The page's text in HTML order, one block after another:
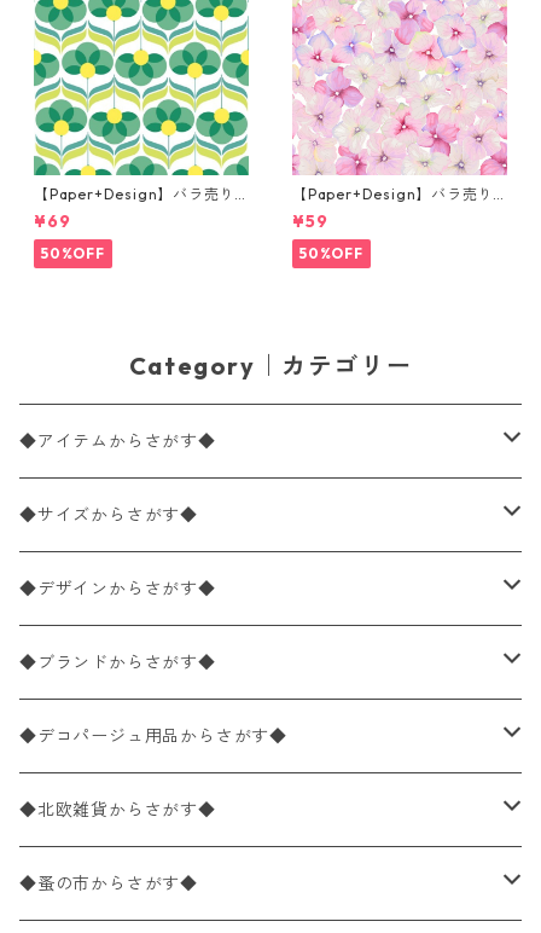
【Paper+Design】バラ売り2
枚 ランチサイズ ペーパーナプ
キン Geo Flowers グリーン
¥69
50%OFF
【Paper+Design】バラ売り2
枚 カクテルサイズ ペーパーナ
プキン Small blossoms ピン
ク
¥59
50%OFF
Category｜カテゴリー
◆アイテムからさがす◆
ペーパーナプキン2枚バラ売り
ペーパーナプキン1枚バラ売り
ペーパーナプキン20枚入りパック
ペーパーナプキン10枚入りパック
ライスペーパー
ペーパーリネンナプキン
◆サイズからさがす◆
33×33cm（ランチサイズ）
バラ売り
パック売り
25×25cm（カクテルサイズ）
バラ売り
パック売り
40×40cm（ディナーサイズ）
バラ売り
パック売り
21×21cm（ポケットサイズ）
バラ売り
33cm（ラウンド）
◆デザインからさがす◆
花柄
植物・グリーン柄
動物・鳥・昆虫・蝶柄
海・魚柄
◆ブランドからさがす◆
ドイツ製 IHR/イア
ランチサイズ
カクテルサイズ
ドイツ製 Ambiente/アンビエンテ
ランチサイズ
ドイツ製 Paperproducts Design
◆デコパージュ用品からさがす◆
デコパージュ液
デコパージュ下地
◆北欧雑貨からさがす◆
シリコンモールド
◆蚤の市からさがす◆